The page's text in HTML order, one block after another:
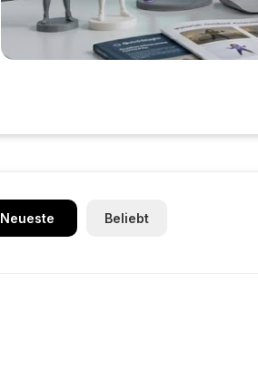
Neueste Beliebt